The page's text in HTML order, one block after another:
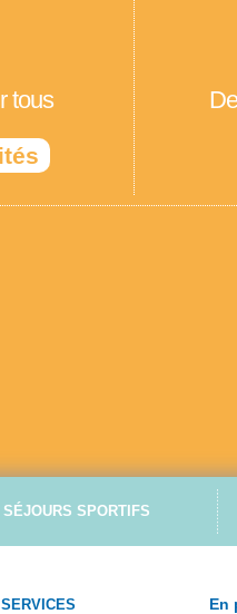
tous
SÉJOURS SPORTIFS
En